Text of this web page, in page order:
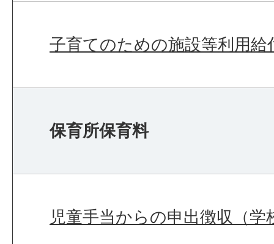
子育てのための施設等利用給
保育所保育料
児童手当からの申出徴収（学